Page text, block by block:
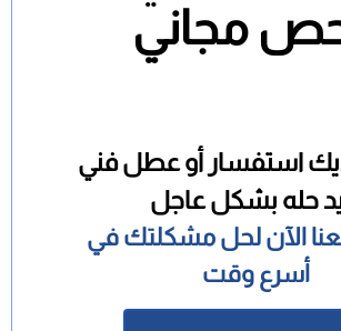
مجاني
استفسار أو عطل فني
حله بشكل عاجل
الآن لحل مشكلتك في
أسرع وقت